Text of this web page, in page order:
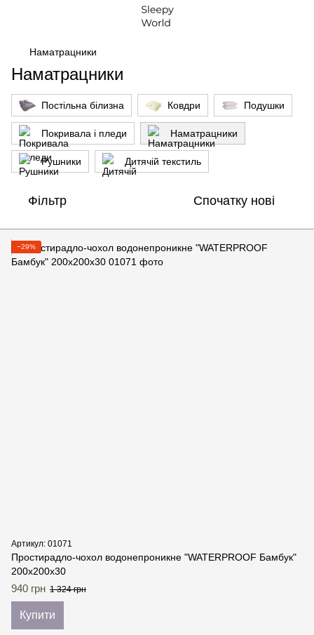
Наматрацники
Наматрацники
Постільна білизна Ковдри Подушки
Покривала і пледи Наматрацники
Рушники Дитячій текстиль
Фільтр Спочатку нові
−29%
Артикул: 01071
Простирадло-чохол водонепроникне "WATERPROOF Бамбук"
200х200х30
940 грн 1 324 грн
Купити